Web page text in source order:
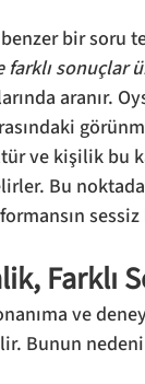
bir soru
farklı sonuçlar
aranır.
ve kişilik bu
Bu
Farklı
ve
Bunun